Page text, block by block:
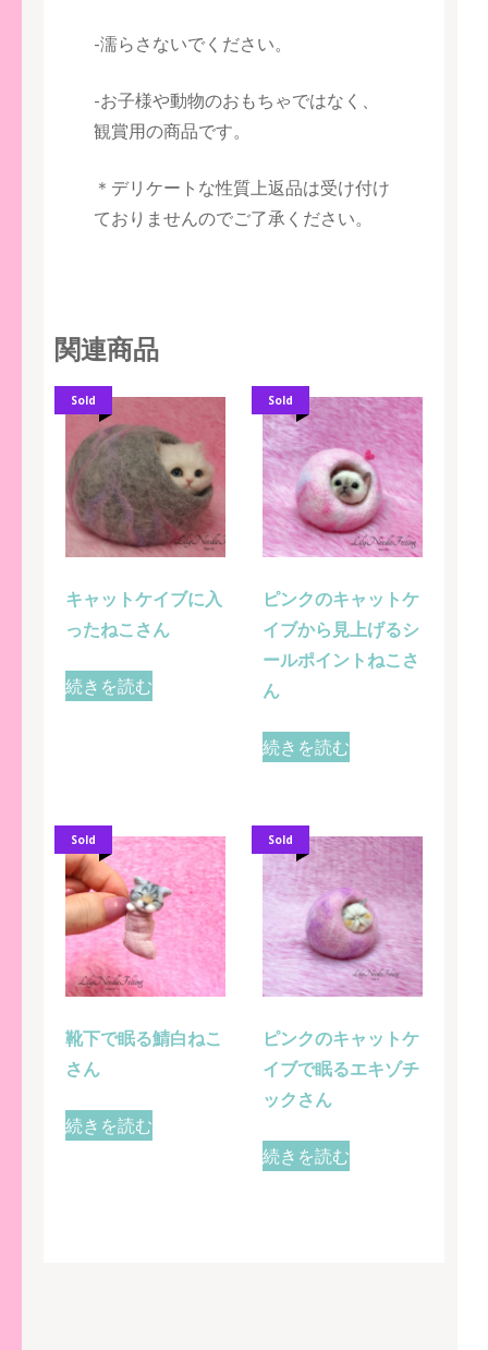
-濡らさないでください。
-お子様や動物のおもちゃではなく、
観賞用の商品です。
＊デリケートな性質上返品は受け付け
ておりませんのでご了承ください。
関連商品
Sold
キャットケイブに入
ったねこさん
続きを読む
Sold
ピンクのキャットケ
イブから見上げるシ
ールポイントねこさ
ん
続きを読む
Sold
靴下で眠る鯖白ねこ
さん
続きを読む
Sold
ピンクのキャットケ
イブで眠るエキゾチ
ックさん
続きを読む